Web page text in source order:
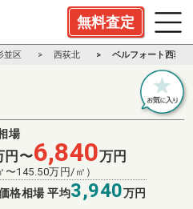
無料査定
並区 西荻北 ベルフォート西荻
場
円〜6,840万円
〜145.50万円/㎡）
格相場 平均3,940万円